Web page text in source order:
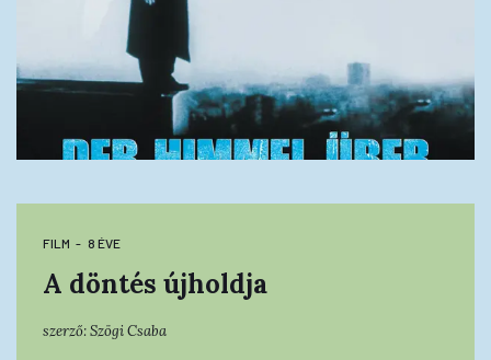
FILM 8 ÉVE
A döntés újholdja
szerző:Szögi Csaba